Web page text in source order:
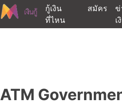
กู้เงิน
ที่ไหน
สมัคร
ข่
เ
ATM